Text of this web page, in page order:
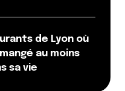
de Lyon où
au moins
sa vie